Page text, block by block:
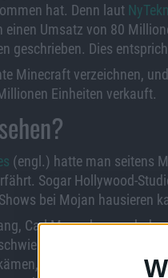
hat. Denn laut
Umsatz von 80
geschrieben. Dies
Minecraft verzeichnen,
Einheiten verkauft.
(engl.) hatte man seitens
Sogar Hollywood-
bei Mojan hausieren
Carl Manneh, sprach
Situation, weil
fühlte man sich ein